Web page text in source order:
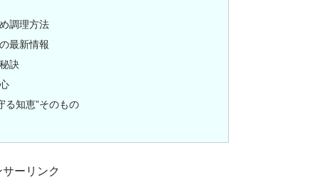
調理方法
最新情報
訣
る知恵”そのもの
サーリンク